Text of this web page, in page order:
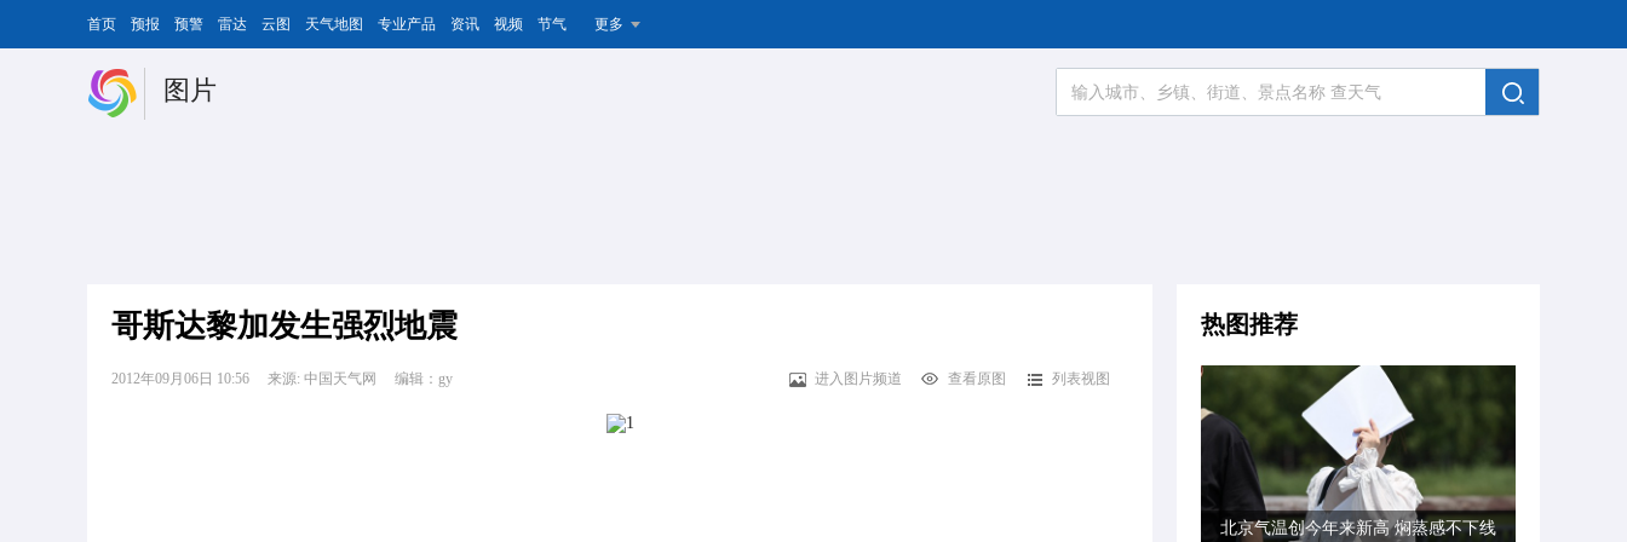
首页 预报 预警 雷达 云图 天气地图 专业产品 资讯 视频 节气 更多
图片
哥斯达黎加发生强烈地震
2012年09月06日 10:56 来源: 中国天气网 编辑：gy 进入图片频道 查看原图 列表视图
热图推荐
北京气温创今年来新高 焖蒸感不下线